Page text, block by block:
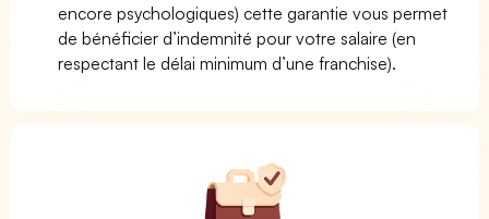
encore psychologiques) cette garantie vous permet
de bénéficier d’indemnité pour votre salaire (en
respectant le délai minimum d’une franchise).